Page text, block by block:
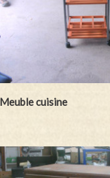
Meuble cuisine